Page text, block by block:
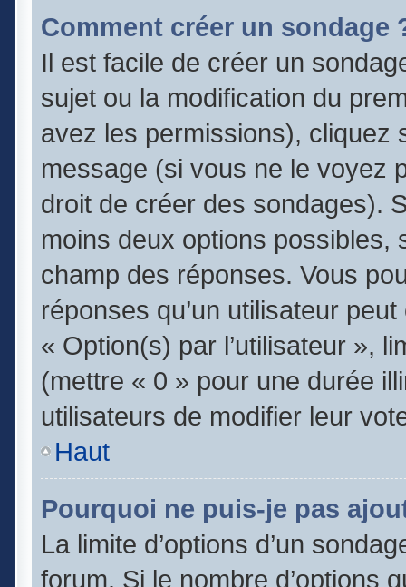
Comment créer un sondage
Il est facile de créer un
sujet ou la modification du
avez les permissions), cliquez
message (si vous ne le voyez
droit de créer des sondages).
moins deux options possibles,
champ des réponses. Vous
réponses qu’un utilisateur
« Option(s) par l’utilisateur »,
(mettre « 0 » pour une durée
utilisateurs de modifier leur
Haut
Pourquoi ne puis-je pas
La limite d’options d’un
forum. Si le nombre d’options